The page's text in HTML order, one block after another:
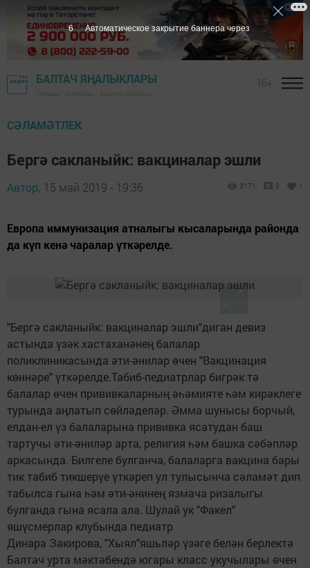
БАЛТАЧ ЯҢАЛЫКЛАРЫ
СӘЛАМӘТЛЕК
Бергә сакланыйк: вакциналар эшли
Автор, 15 май 2019 - 19:36 3171 0 1
Европа иммунизация атналыгы кысаларында районда
да күп кенә чаралар үткәрелде.
"Бергә сакланыйк: вакциналар эшли"диган девиз
астында үзәк хастаханәнең балалар
поликлиникасында әти-әнилар өчен "Вакцинация
көннәре" үткәрелде.Табиб-педиатрлар бигрәк тә
балалар өчен прививкаларның әһәмияте һәм кирәклеге
турында аңлатып сөйләделәр. Әмма шунысы борчый,
елдан-ел үз балаларына прививка ясатудан баш
тартучы әти-әниләр арта, религия һәм башка сәбәпләр
аркасында. Билгеле булганча, балаларга вакцина бары
тик табиб тикшерүе үткәреп ул тулысынча сәламәт дип
табылса гына һәм әти-әнинең язмача ризалыгы
булганда гына ясала ала. Шулай ук "Факел"
яшүсмерлар клубында педиатр
Динара Закирова, "Хыял"яшьләр үзәге белән берлектә
Балтач урта мәктәбендә югары класс укучылары өчен
5 Автоматическое закрытие баннера через